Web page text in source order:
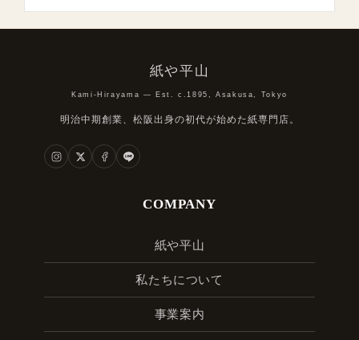
紙や平山
Kami-Hirayama — Est. c.1895, Asakusa, Tokyo
明治中期創業、松阪出身の初代が始めた紙専門店。
COMPANY
紙や平山
私たちについて
事業案内